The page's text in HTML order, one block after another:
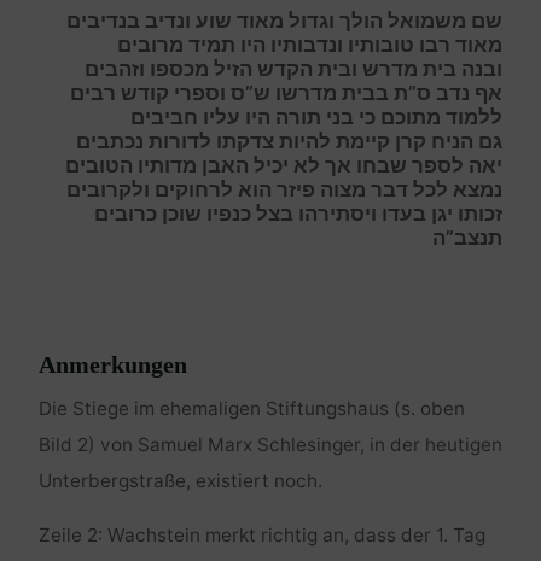
שם משמואל הולך וגדול מאוד שוע ונדיב בנדיבים
מאוד רבו טובותיו ונדבותיו היו תמיד מרובים
ובנה בית מדרש ובית הקדש הזיל מכספו וזהבים
אף נדב ס”ת בבית מדרשו ש”ס וספרי קודש רבים
ללמוד מתוכם כי בני תורה היו עליו חביבים
גם הניח קרן קיימת להיות צדקתו לדורות נכתבים
יאה לספר שבחו אך לא יכיל האבן מדותיו הטובים
נמצא לכל דבר מצוה פיזר הוא לרחוקים ולקרובים
זכותו יגן בעדו ויסתירהו בצל כנפיו שוכן כרובים
תנצב”ה
Anmerkungen
Die Stiege im ehemaligen Stiftungshaus (s. oben
Bild 2) von Samuel Marx Schlesinger, in der heutigen
Unterbergstraße, existiert noch.
Zeile 2: Wachstein merkt richtig an, dass der 1. Tag